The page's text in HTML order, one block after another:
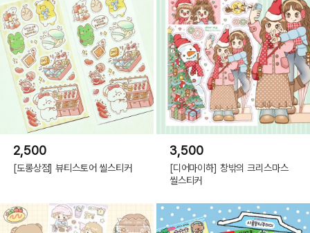
2,500
[도롱상점] 뷰티스토어 씰스티커
3,500
[디어마이하] 창밖의 크리스마스
씰스티커